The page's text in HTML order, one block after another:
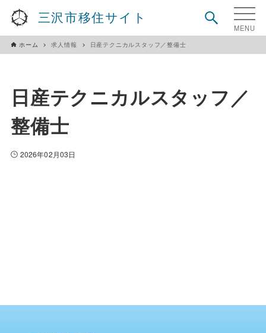
三沢市移住サイト
ホーム 求人情報 日産テクニカルスタッフ／整備士
日産テクニカルスタッフ／
整備士
2026年02月03日